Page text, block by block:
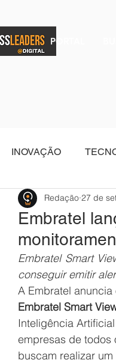
PORTAL
INOVAÇÃO
POST Senior
Embratel
Redação 27 de
Embratel Smart
conseguir emitir
A Embratel anuncia
Embratel Smart
Inteligência
empresas de todos
buscam realizar